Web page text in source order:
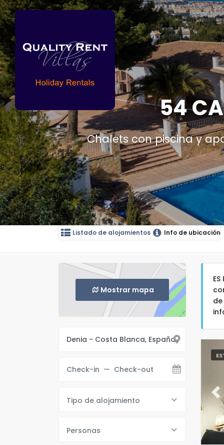
54
Chalets con piscina y
Listado de alojamientos Info de ubicación
Mostrar mapa
Tipo de alojamiento
Personas